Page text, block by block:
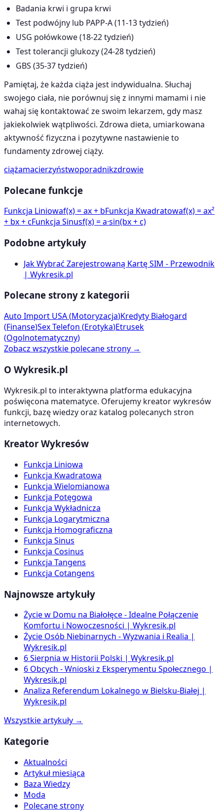
Badania krwi i grupa krwi
Test podwójny lub PAPP-A (11-13 tydzień)
USG połówkowe (18-22 tydzień)
Test tolerancji glukozy (24-28 tydzień)
GBS (35-37 tydzień)
Pamiętaj, że każda ciąża jest indywidualna. Słuchaj
swojego ciała, nie porównuj się z innymi mamami i nie
wahaj się kontaktować ze swoim lekarzem, gdy masz
jakiekolwiek wątpliwości. Zdrowa dieta, umiarkowana
aktywność fizyczna i pozytywne nastawienie to
fundamenty zdrowej ciąży.
ciążamacierzyństwoporadnikzdrowie
Polecane funkcje
Funkcja Liniowaf(x) = ax + bFunkcja Kwadratowaf(x) = ax²
+ bx + cFunkcja Sinusf(x) = a·sin(bx + c)
Podobne artykuły
Jak Wybrać Zarejestrowaną Kartę SIM - Przewodnik
| Wykresik.pl
Polecane strony z kategorii
Auto Import USA(Motoryzacja)Kredyty Białogard
(Finanse)Sex Telefon (Erotyka)Etrusek
(Ogolnotematyczny)
Zobacz wszystkie polecane strony →
O Wykresik.pl
Wykresik.pl to interaktywna platforma edukacyjna
poświęcona matematyce. Oferujemy kreator wykresów
funkcji, bazę wiedzy oraz katalog polecanych stron
internetowych.
Kreator Wykresów
Funkcja Liniowa
Funkcja Kwadratowa
Funkcja Wielomianowa
Funkcja Potęgowa
Funkcja Wykładnicza
Funkcja Logarytmiczna
Funkcja Homograficzna
Funkcja Sinus
Funkcja Cosinus
Funkcja Tangens
Funkcja Cotangens
Najnowsze artykuły
Życie w Domu na Białołęce - Idealne Połączenie
Komfortu i Nowoczesności | Wykresik.pl
Życie Osób Niebinarnych - Wyzwania i Realia |
Wykresik.pl
6 Sierpnia w Historii Polski | Wykresik.pl
6 Obcych - Wnioski z Eksperymentu Społecznego |
Wykresik.pl
Analiza Referendum Lokalnego w Bielsku-Białej |
Wykresik.pl
Wszystkie artykuły →
Kategorie
Aktualności
Artykuł miesiąca
Baza Wiedzy
Moda
Polecane strony